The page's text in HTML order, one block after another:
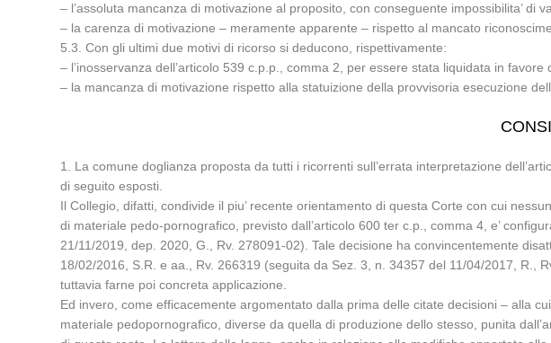
– l’assoluta mancanza di motivazione al proposito, con conseguente impossibilita’ di
– la carenza di motivazione – meramente apparente – rispetto al mancato
5.3. Con gli ultimi due motivi di ricorso si deducono, rispettivamente:
– l’inosservanza dell’articolo 539 c.p.p., comma 2, per essere stata liquidata in
– la mancanza di motivazione rispetto alla statuizione della provvisoria esecuzione
1. La comune doglianza proposta da tutti i ricorrenti sull’errata interpretazione
di seguito esposti.
Il Collegio, difatti, condivide il piu’ recente orientamento di questa Corte con cui
di materiale pedo-pornografico, previsto dall’articolo 600 ter c.p., comma 4, e’
21/11/2019, dep. 2020, G., Rv. 278091-02). Tale decisione ha convincentemente
18/02/2016, S.R. e aa., Rv. 266319 (seguita da Sez. 3, n. 34357 del 11/04/2017, R.,
tuttavia farne poi concreta applicazione.
Ed invero, come efficacemente argomentato dalla prima delle citate decisioni – alla
materiale pedopornografico, diverse da quella di produzione dello stesso, punita